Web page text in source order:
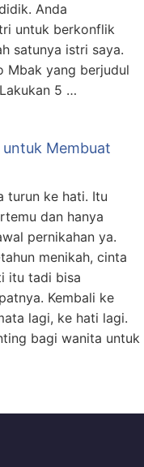
Anda
untuk berkonflik
satunya istri saya.
Mbak yang berjudul
5 …
untuk Membuat
turun ke hati. Itu
dan hanya
pernikahan ya.
menikah, cinta
itu tadi bisa
Kembali ke
lagi, ke hati lagi.
bagi wanita untuk